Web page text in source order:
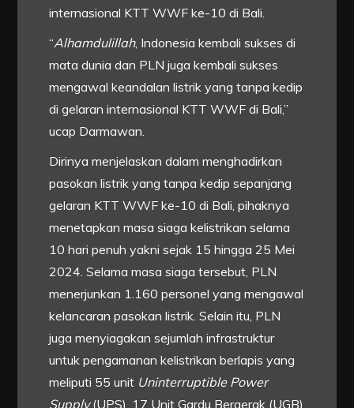
internasional KTT WWF ke-10 di Bali.
“Alhamdulillah, Indonesia kembali sukses di
mata dunia dan PLN juga kembali sukses
mengawal keandalan listrik yang tanpa kedip
di gelaran internasional KTT WWF di Bali,”
ucap Darmawan.
Dirinya menjelaskan dalam menghadirkan
pasokan listrik yang tanpa kedip sepanjang
gelaran KTT WWF ke-10 di Bali, pihaknya
menetapkan masa siaga kelistrikan selama
10 hari penuh yakni sejak 15 hingga 25 Mei
2024. Selama masa siaga tersebut, PLN
menerjunkan 1.160 personel yang mengawal
kelancaran pasokan listrik. Selain itu, PLN
juga menyiagakan sejumlah infrastruktur
untuk pengamanan kelistrikan berlapis yang
meliputi 55 unit Uninterruptible Power
Supply(UPS), 17 Unit Gardu Bergerak (UGB)